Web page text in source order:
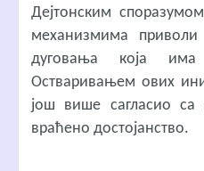
Дејтонским
механизмима
дуговања која
Остваривањем ових
још више сагласио са
враћено достојанство.